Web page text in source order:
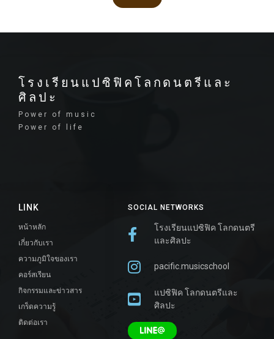
SOCIAL NETWORKS
โรงเรียนแปซิฟิค โลกดนตรี
และศิลปะ
pacific.musicschool
แปซิฟิค โลกดนตรีและ
ศิลปะ
LINK
หน้าหลัก
เกี่ยวกับเรา
ความภูมิใจของเรา
คอร์สเรียน
กิจกรรมและข่าวสาร
เกร็ดความรู้
ติดต่อเรา
โรงเรียนแปซิฟิคโลกดนตรีและ
ศิลปะ
Power of music
Power of life